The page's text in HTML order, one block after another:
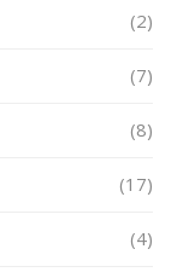
(2)
(7)
(8)
(17)
(4)